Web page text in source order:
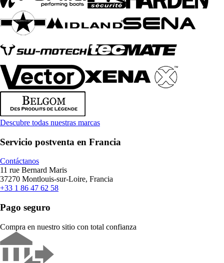
Descubre todas nuestras marcas
Servicio postventa en Francia
Contáctanos
11 rue Bernard Maris
37270 Montlouis-sur-Loire, Francia
+33 1 86 47 62 58
Pago seguro
Compra en nuestro sitio con total confianza